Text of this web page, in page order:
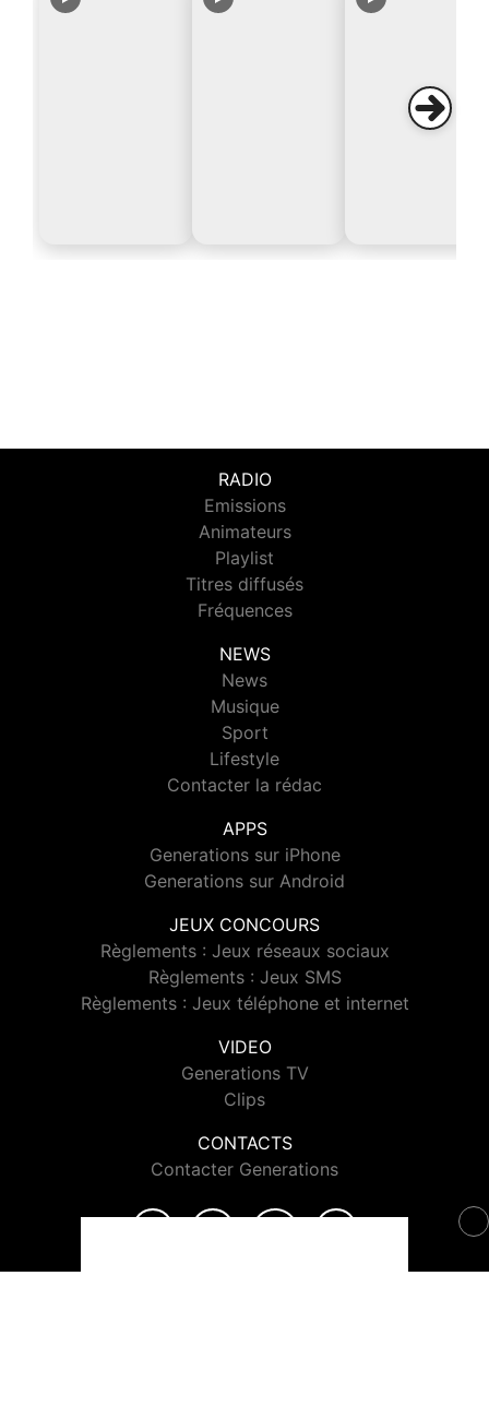
RADIO
Emissions
Animateurs
Playlist
Titres diffusés
Fréquences
NEWS
News
Musique
Sport
Lifestyle
Contacter la rédac
APPS
Generations sur iPhone
Generations sur Android
JEUX CONCOURS
Règlements : Jeux réseaux sociaux
Règlements : Jeux SMS
Règlements : Jeux téléphone et internet
VIDEO
Generations TV
Clips
CONTACTS
Contacter Generations